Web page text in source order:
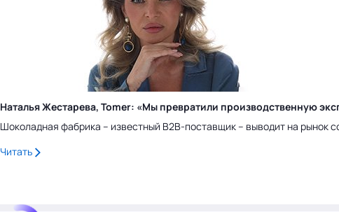
Наталья Жестарева, Tomer: «Мы превратили производственную
Шоколадная фабрика – известный B2B-поставщик – выводит на рынок
Читать